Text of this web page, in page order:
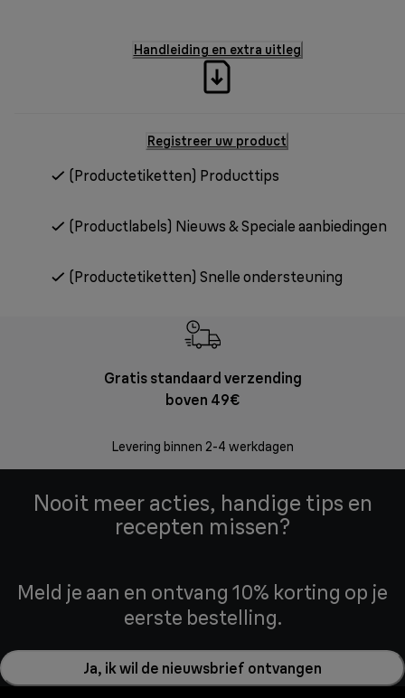
Handleiding en extra uitleg
Registreer uw product
(Productetiketten) Producttips
(Productlabels) Nieuws & Speciale aanbiedingen
(Productetiketten) Snelle ondersteuning
Gratis standaard verzending
boven 49€
Levering binnen 2-4 werkdagen
Nooit meer acties, handige tips en
recepten missen?
Meld je aan en ontvang 10% korting op je
eerste bestelling.
Ja, ik wil de nieuwsbrief ontvangen